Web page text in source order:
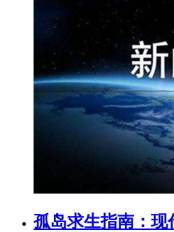
孤岛求生指南：现